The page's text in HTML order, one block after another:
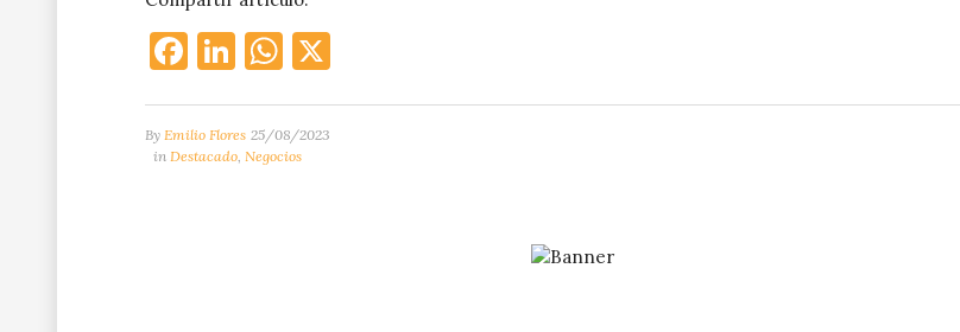
Facebook
LinkedIn
WhatsApp
By Emilio Flores 25/08/2023
in Destacado Negocios